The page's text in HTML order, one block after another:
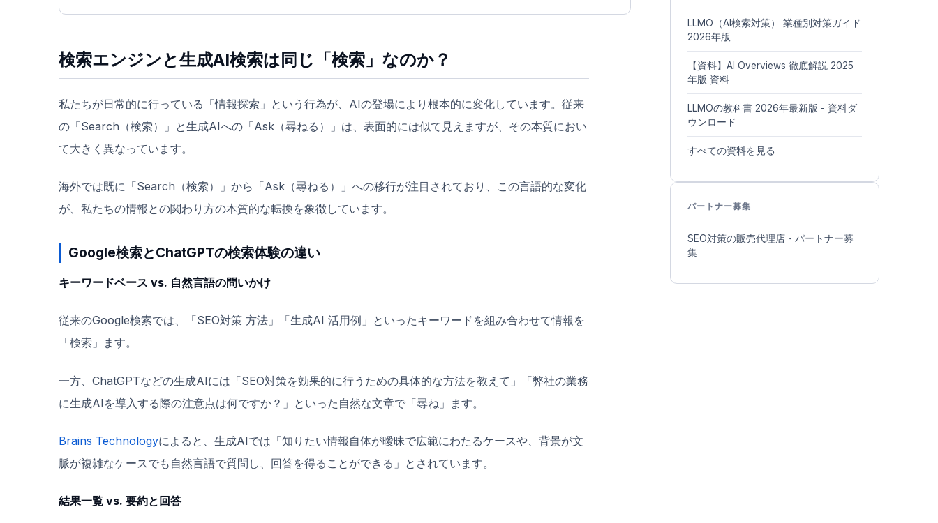
検索エンジンと生成AI検索は同じ「検索」なのか？
私たちが日常的に行っている「情報探索」という行為が、AIの登場により根本的に変化しています。従来
の「Search（検索）」と生成AIへの「Ask（尋ねる）」は、表面的には似て見えますが、その本質におい
て大きく異なっています。
海外では既に「Search（検索）」から「Ask（尋ねる）」への移行が注目されており、この言語的な変化
が、私たちの情報との関わり方の本質的な転換を象徴しています。
Google検索とChatGPTの検索体験の違い
キーワードベース vs. 自然言語の問いかけ
従来のGoogle検索では、「SEO対策 方法」「生成AI 活用例」といったキーワードを組み合わせて情報を
「検索」ます。
一方、ChatGPTなどの生成AIには「SEO対策を効果的に行うための具体的な方法を教えて」「弊社の業務
に生成AIを導入する際の注意点は何ですか？」といった自然な文章で「尋ね」ます。
Brains Technologyによると、生成AIでは「知りたい情報自体が曖昧で広範にわたるケースや、背景が文
脈が複雑なケースでも自然言語で質問し、回答を得ることができる」とされています。
結果一覧 vs. 要約と回答
LLMO（AI検索対策） 業種別対策ガイド
2026年版
【資料】AI Overviews 徹底解説 2025
年版 資料
LLMOの教科書 2026年最新版 - 資料ダ
ウンロード
すべての資料を見る
パートナー募集
SEO対策の販売代理店・パートナー募
集